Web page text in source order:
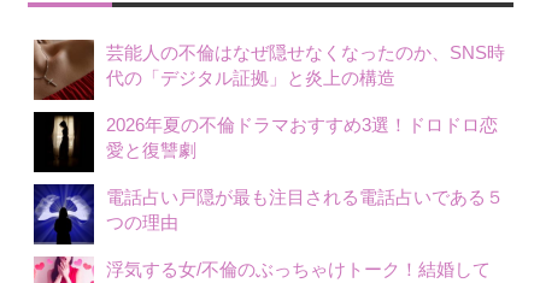
芸能人の不倫はなぜ隠せなくなったのか、SNS時
代の「デジタル証拠」と炎上の構造
2026年夏の不倫ドラマおすすめ3選！ドロドロ恋
愛と復讐劇
電話占い戸隠が最も注目される電話占いである５
つの理由
浮気する女/不倫のぶっちゃけトーク！結婚して